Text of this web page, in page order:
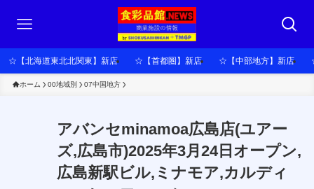
☆【北海道東北北関東】新店 ☆【首都圏】新店 ☆【中部地方】新店
ホーム 00地域別 07中国地方
アバンセminamoa広島店(ユアー
ズ,広島市)2025年3月24日オープン,
広島新駅ビル,ミナモア,カルディ